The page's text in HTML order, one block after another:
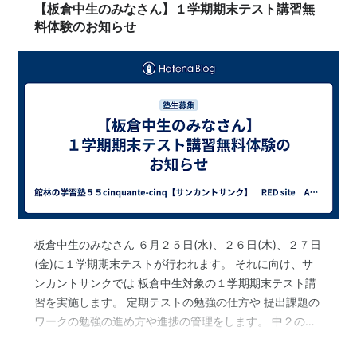
【板倉中生のみなさん】１学期期末テスト講習無
料体験のお知らせ
板倉中生のみなさん ６月２５日(水)、２６日(木)、２７日
(金)に１学期期末テストが行われます。 それに向け、サ
ンカントサンクでは 板倉中生対象の１学期期末テスト講
習を実施します。 定期テストの勉強の仕方や 提出課題の
ワークの勉強の進め方や進捗の管理をします。 中２の４